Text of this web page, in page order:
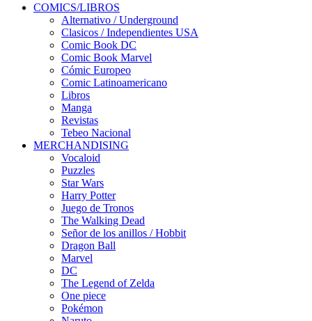
COMICS/LIBROS
Alternativo / Underground
Clasicos / Independientes USA
Comic Book DC
Comic Book Marvel
Cómic Europeo
Comic Latinoamericano
Libros
Manga
Revistas
Tebeo Nacional
MERCHANDISING
Vocaloid
Puzzles
Star Wars
Harry Potter
Juego de Tronos
The Walking Dead
Señor de los anillos / Hobbit
Dragon Ball
Marvel
DC
The Legend of Zelda
One piece
Pokémon